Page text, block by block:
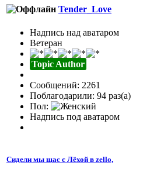
Tender_Love
Надпись над аватаром
Ветеран
Topic Author
Сообщений: 2261
Поблагодарили: 94 раз(а)
Пол:
Надпись под аватаром
Сидели мы щас с Лёхой в zello,